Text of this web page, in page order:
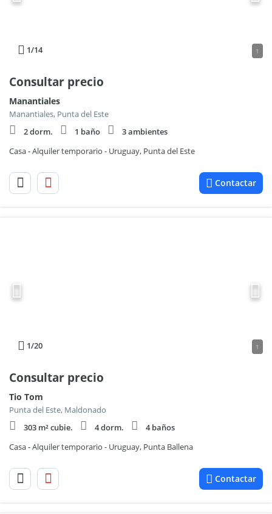
1/14 1
Consultar precio
Manantiales
Manantiales, Punta del Este
2 dorm.
1 baño
3 ambientes
Casa - Alquiler temporario - Uruguay, Punta del Este
Contactar
1/20 1
Consultar precio
Tio Tom
Punta del Este, Maldonado
303 m² cubie.
4 dorm.
4 baños
Casa - Alquiler temporario - Uruguay, Punta Ballena
Contactar